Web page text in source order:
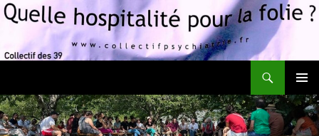
MENU
AU
CONTENU